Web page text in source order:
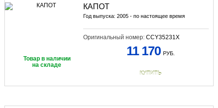
КАПОТ
Год выпуска: 2005 - по настоящее время
Оригинальный номер: CCY35231X
Товар в наличии
на складе
11 170 РУБ.
КУПИТЬ